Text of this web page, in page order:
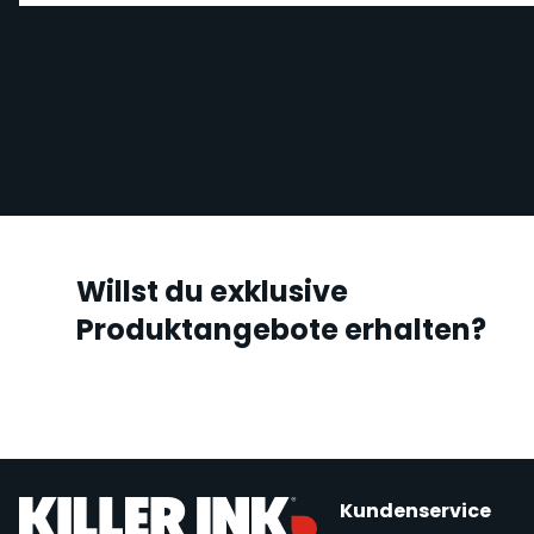
Willst du exklusive
Produktangebote erhalten?
Kundenservice